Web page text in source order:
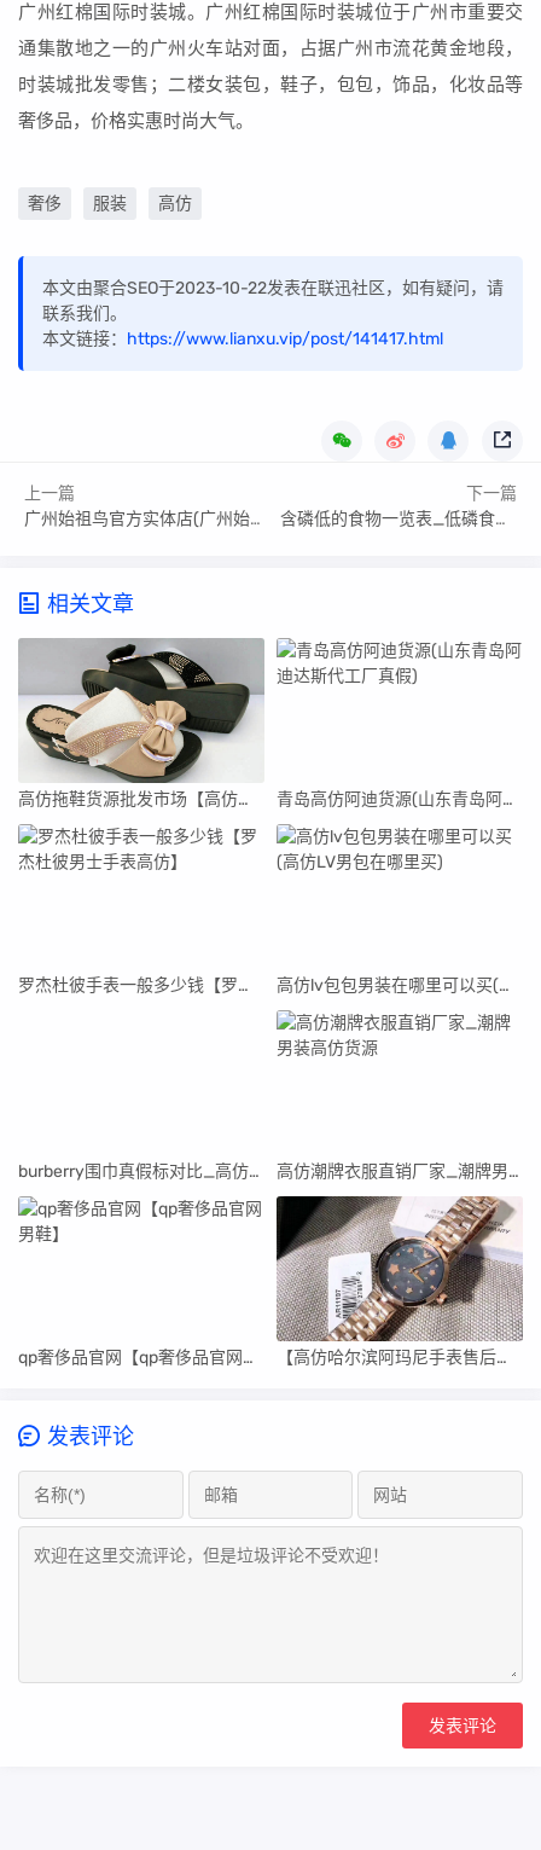
广州红棉国际时装城。广州红棉国际时装城位于广州市重要交
通集散地之一的广州火车站对面，占据广州市流花黄金地段，
时装城批发零售；二楼女装包，鞋子，包包，饰品，化妆品等
奢侈品，价格实惠时尚大气。
奢侈 服装 高仿
本文由聚合SEO于2023-10-22发表在联迅社区，如有疑问，请
联系我们。
本文链接： https://www.lianxu.vip/post/141417.html
上一篇
广州始祖鸟官方实体店(广州始祖鸟复刻)
下一篇
含磷低的食物一览表_低磷食物有哪些
相关文章
高仿拖鞋货源批发市场【高仿拖鞋货源批发市场在哪里】 青岛高仿阿迪货源(山东青岛阿迪达斯代工厂真假)
罗杰杜彼手表一般多少钱【罗杰杜彼男士手表高仿】 高仿lv包包男装在哪里可以买(高仿LV男包在哪里买)
burberry围巾真假标对比_高仿burberry围巾 高仿潮牌衣服直销厂家_潮牌男装高仿货源
qp奢侈品官网【qp奢侈品官网男鞋】 【高仿哈尔滨阿玛尼手表售后维修中心】
发表评论